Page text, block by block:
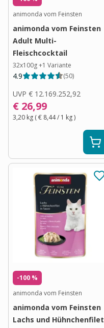
animonda vom Feinsten
animonda vom Feinsten
Adult Multi-
Fleischcocktail
32x100g+1 Variante
4.9 (50)
UVP € 12.169.252,92
€ 26,99
3,20 kg (€ 8,44/ 1 kg)
-100 %
animonda vom Feinsten
animonda vom Feinsten
Lachs und Hühnchenfilet